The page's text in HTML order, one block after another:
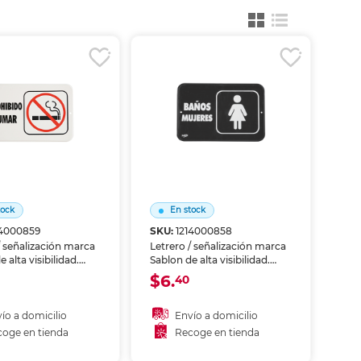
señalización marca
alta visibilidad.
zonas, riesgos o
en oficinas,
al uso
a domicilio
en tienda
En stock
SKU: 1214000858
Letrero / señalización marca
Sablon de alta visibilidad.
Identifica zonas, riesgos o
instrucciones en oficinas,
Material resistente al uso
prolongado.
$6.40
Envío a domicilio
Recoge en tienda